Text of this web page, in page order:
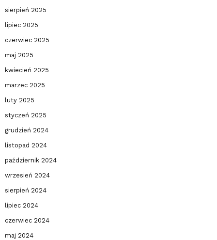
sierpień 2025
lipiec 2025
czerwiec 2025
maj 2025
kwiecień 2025
marzec 2025
luty 2025
styczeń 2025
grudzień 2024
listopad 2024
październik 2024
wrzesień 2024
sierpień 2024
lipiec 2024
czerwiec 2024
maj 2024